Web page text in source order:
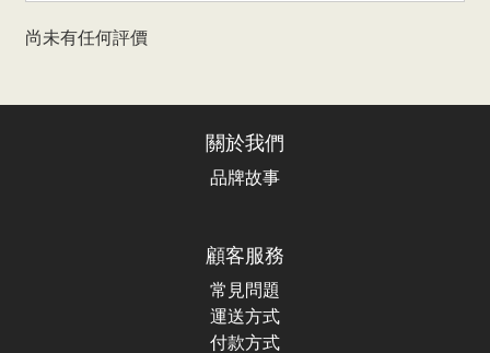
尚未有任何評價
關於我們
品牌故事
顧客服務
常見問題
運送方式
付款方式